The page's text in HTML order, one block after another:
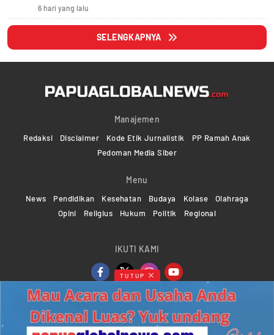
6 hari yang lalu
SELENGKAPNYA
Manajemen
Redaksi Disclaimer Kode Etik Jurnalistik
PP Ramah Anak
Pedoman Media Siber
Menu
News Pendidikan Kesehatan Budaya Kolase
Olahraga
Opini
Religius Hukum Politik Regional
IKUTI KAMI
Copyright ©2024-2026 Papuaglobalnews.com | All rights
reserved
TUTUP